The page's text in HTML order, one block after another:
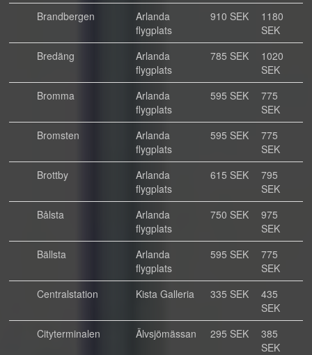
Brandbergen
Arlanda
flygplats
910 SEK
1180
SEK
Bredäng
Arlanda
flygplats
785 SEK
1020
SEK
Bromma
Arlanda
flygplats
595 SEK
775
SEK
Bromsten
Arlanda
flygplats
595 SEK
775
SEK
Brottby
Arlanda
flygplats
615 SEK
795
SEK
Bålsta
Arlanda
flygplats
750 SEK
975
SEK
Bällsta
Arlanda
flygplats
595 SEK
775
SEK
Centralstation
Kista Galleria 335 SEK
435
SEK
Cityterminalen
Älvsjömässan 295 SEK
385
SEK